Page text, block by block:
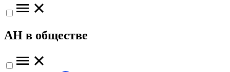
АН в обществе